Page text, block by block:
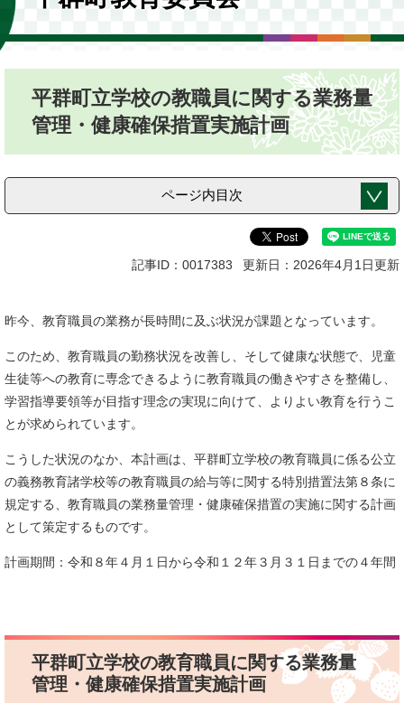
平群町立学校の教職員に関する業務量
管理・健康確保措置実施計画
ページ内目次
記事ID：0017383 更新日：2026年4月1日更新
昨今、教育職員の業務が長時間に及ぶ状況が課題となっています。
このため、教育職員の勤務状況を改善し、そして健康な状態で、児童
生徒等への教育に専念できるように教育職員の働きやすさを整備し、
学習指導要領等が目指す理念の実現に向けて、よりよい教育を行うこ
とが求められています。
こうした状況のなか、本計画は、平群町立学校の教育職員に係る公立
の義務教育諸学校等の教育職員の給与等に関する特別措置法第８条に
規定する、教育職員の業務量管理・健康確保措置の実施に関する計画
として策定するものです。
計画期間：令和８年４月１日から令和１２年３月３１日までの４年間
平群町立学校の教育職員に関する業務量
管理・健康確保措置実施計画